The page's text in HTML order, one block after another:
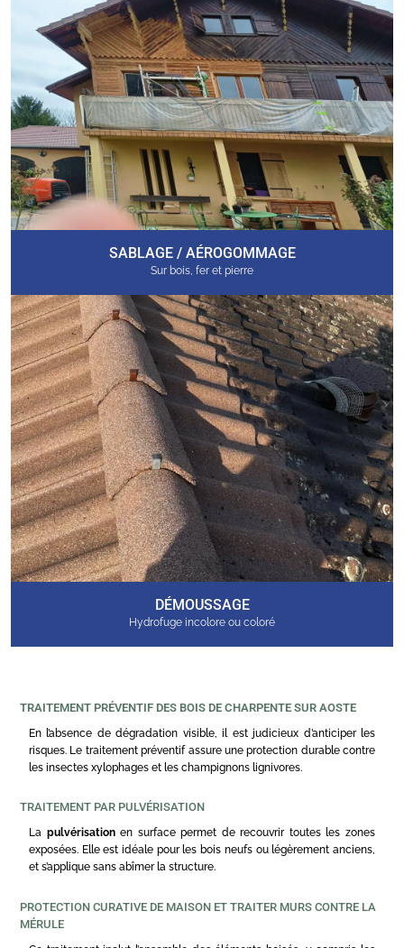
SABLAGE / AÉROGOMMAGE
Sur bois, fer et pierre
DÉMOUSSAGE
Hydrofuge incolore ou coloré
TRAITEMENT PRÉVENTIF DES BOIS DE CHARPENTE SUR AOSTE
En l’absence de dégradation visible, il est judicieux d’anticiper les
risques. Le traitement préventif assure une protection durable contre
les insectes xylophages et les champignons lignivores.
TRAITEMENT PAR PULVÉRISATION
La pulvérisationen surface permet de recouvrir toutes les zones
exposées. Elle est idéale pour les bois neufs ou légèrement anciens,
et s’applique sans abîmer la structure.
PROTECTION CURATIVE DE MAISON ET TRAITER MURS CONTRE LA
MÉRULE